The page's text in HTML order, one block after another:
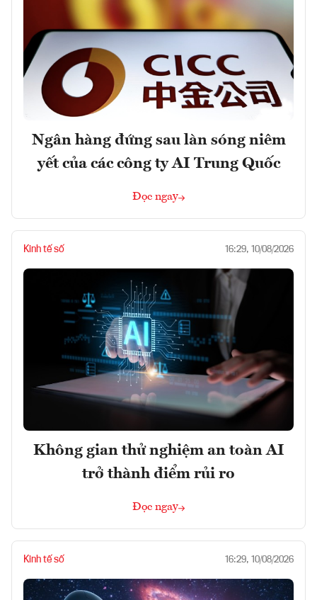
Ngân hàng đứng sau làn sóng niêm
yết của các công ty AI Trung Quốc
Đọc ngay
Kinh tế số 16:29, 10/08/2026
Không gian thử nghiệm an toàn AI
trở thành điểm rủi ro
Đọc ngay
Kinh tế số 16:29, 10/08/2026